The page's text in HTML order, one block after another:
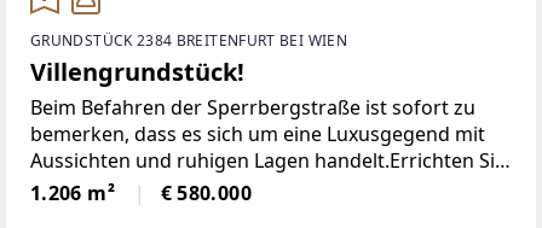
GRUNDSTÜCK 2384 BREITENFURT BEI WIEN
Villengrundstück!
Beim Befahren der Sperrbergstraße ist sofort zu
bemerken, dass es sich um eine Luxusgegend mit
Aussichten und ruhigen Lagen handelt.Errichten Sie
hier Ihre Traumimmobilie, mit oder ohne rotem
Gorilla.Grundstück mit 1206 m², geräumt von
1.206 m² € 580.000